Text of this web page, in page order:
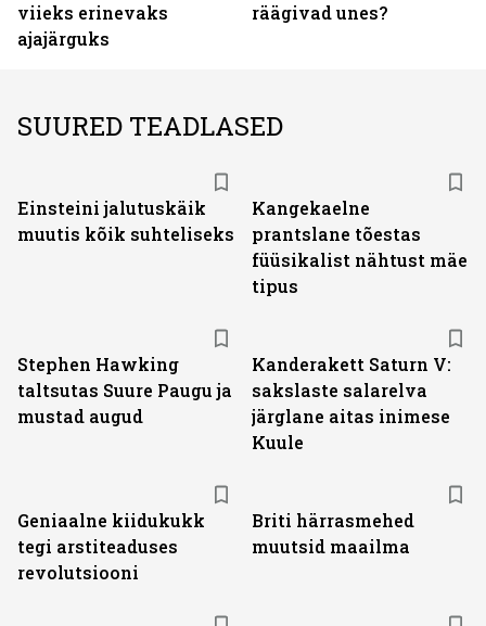
viieks erinevaks
ajajärguks
räägivad unes?
SUURED TEADLASED
Einsteini jalutuskäik
muutis kõik suhteliseks
Kangekaelne
prantslane tõestas
füüsikalist nähtust mäe
tipus
Stephen Hawking
taltsutas Suure Paugu ja
mustad augud
Kanderakett Saturn V:
sakslaste salarelva
järglane aitas inimese
Kuule
Geniaalne kiidukukk
tegi arstiteaduses
revolutsiooni
Briti härrasmehed
muutsid maailma